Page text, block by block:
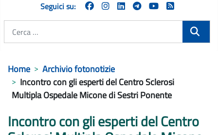
Seguici su:
Home
Archivio fotonotizie
Incontro con gli esperti del Centro Sclerosi
Multipla Ospedale Micone di Sestri Ponente
Incontro con gli esperti del Centro